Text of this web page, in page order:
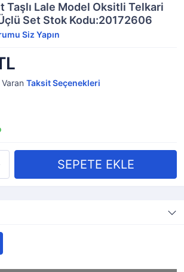
Taşlı Lale Model Oksitli Telkari
Set Stok Kodu:20172606
Siz Yapın
Taksit Seçenekleri